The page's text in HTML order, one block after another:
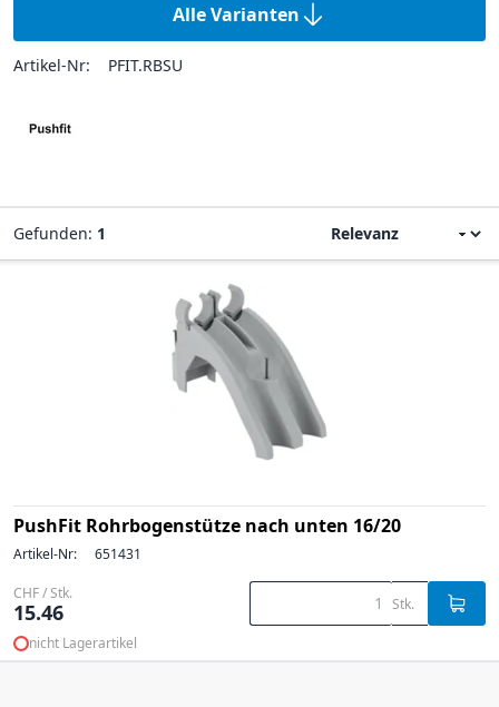
Alle Varianten
Artikel-Nr: PFIT.RBSU
Gefunden: 1
PushFit Rohrbogenstütze nach unten 16/20
Artikel-Nr: 651431
CHF / Stk.
15.46 Stk.
nicht Lagerartikel